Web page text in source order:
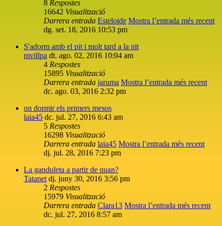
8 Respostes
16642 Visualització
Darrera entrada Esteloide Mostra l’entrada més recent
dg. set. 18, 2016 10:53 pm
S'adorm amb el pit i molt tard a la nit
mvillpa dt. ago. 02, 2016 10:04 am
4 Respostes
15895 Visualització
Darrera entrada jaruma Mostra l’entrada més recent
dc. ago. 03, 2016 2:32 pm
on dormir els primers mesos
laia45 dc. jul. 27, 2016 6:43 am
5 Respostes
16298 Visualització
Darrera entrada laia45 Mostra l’entrada més recent
dj. jul. 28, 2016 7:23 pm
La ganduleta a partir de quan?
Tatanet dj. juny 30, 2016 3:56 pm
2 Respostes
15979 Visualització
Darrera entrada Clara13 Mostra l’entrada més recent
dc. jul. 27, 2016 8:57 am